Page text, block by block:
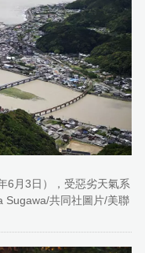
6月3日），受惡劣天氣系
Sugawa/共同社圖片/美聯